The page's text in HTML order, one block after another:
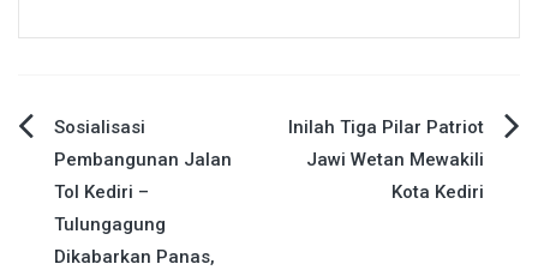
Navigasi
pos
Sosialisasi
Pembangunan Jalan
Tol Kediri –
Tulungagung
Dikabarkan Panas,
Inilah Tiga Pilar Patriot
Jawi Wetan Mewakili
Kota Kediri